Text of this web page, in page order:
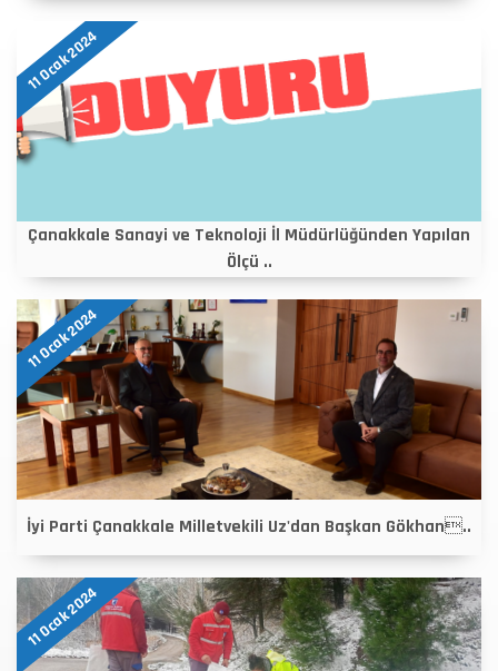
11 Ocak 2024
Çanakkale Sanayi ve Teknoloji İl Müdürlüğünden Yapılan
Ölçü ..
11 Ocak 2024
İyi Parti Çanakkale Milletvekili Uz'dan Başkan Gökhan..
11 Ocak 2024